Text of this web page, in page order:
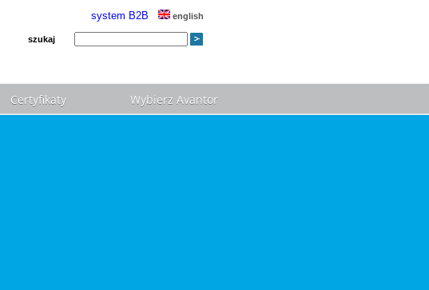
system B2B english
szukaj
Certyfikaty Wybierz Avantor